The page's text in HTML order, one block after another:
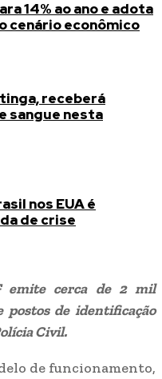
14% ao ano e adota
cenário econômico
receberá
sangue nesta
nos EUA é
de crise
emite cerca de 2 mil
postos de identificação
Civil.
de funcionamento,